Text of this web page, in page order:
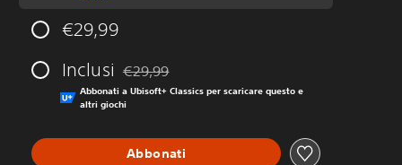
€29,99
Inclusi
Scontato dal prezzo originale di €29,99
€29,99
Abbonati a Ubisoft+ Classics per scaricare questo e
altri giochi
Abbonati